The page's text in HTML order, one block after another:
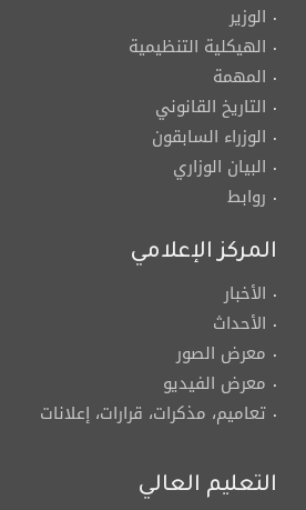
الوزير
الهيكلية التنظيمية
المهمة
التاريخ القانوني
الوزراء السابقون
البيان الوزاري
روابط
المركز الإعلامي
الأخبار
الأحداث
معرض الصور
معرض الفيديو
تعاميم، مذكرات، قرارات، إعلانات
التعليم العالي